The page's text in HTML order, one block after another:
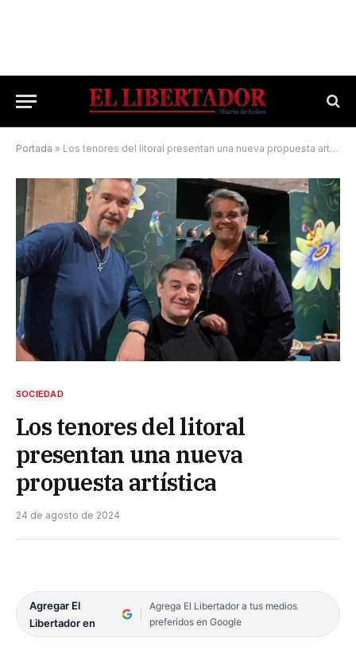
Portada » Los tenores del litoral presentan una nueva propuesta artística
SOCIEDAD
Los tenores del litoral
presentan una nueva
propuesta artística
24 de agosto de 2024
Agregar El
Libertador en
Agrega El Libertador a tus medios
preferidos en Google